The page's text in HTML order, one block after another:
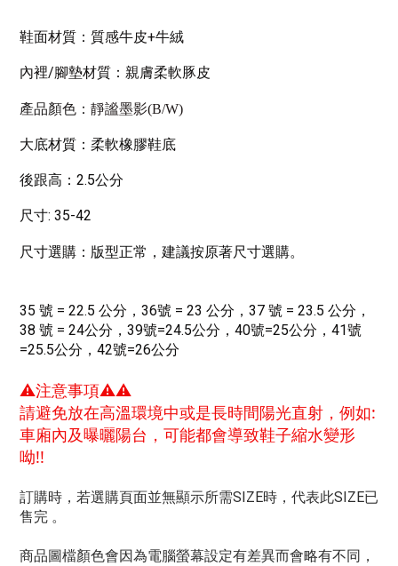
鞋面材質：質感牛皮+牛絨
內裡/腳墊材質： 親膚柔軟豚皮
產品顏色： 靜謐墨影(B/W)
大底材質：柔軟橡膠鞋底
後跟高： 2.5公分
尺寸: 35-42
尺寸選購：版型正常，建議按原著尺寸選購。
35 號 = 22.5 公分，36號 = 23 公分，37 號 = 23.5 公分，
38 號 = 24公分，39號=24.5公分，40號=25公分 ，41號
=25.5公分 ，42號=26公分
⚠注意事項⚠⚠
請避免放在高溫環境中或是長時間陽光直射，例如:
車廂內及曝曬陽台，可能都會導致鞋子縮水變形
呦!!
訂購時，若選購頁面並無顯示所需SIZE時，代表此SIZE已
售完 。
商品圖檔顏色會因為電腦螢幕設定有差異而會略有不同，